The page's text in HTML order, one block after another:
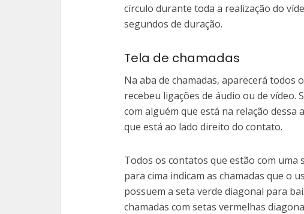
círculo durante toda a realização do
segundos de duração.
Tela de chamadas
Na aba de chamadas, aparecerá todos
recebeu ligações de áudio ou de vídeo.
com alguém que está na relação dessa
que está ao lado direito do contato.
Todos os contatos que estão com
para cima indicam as chamadas que o
possuem a seta verde diagonal para
chamadas com setas vermelhas